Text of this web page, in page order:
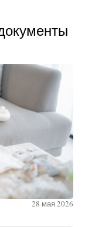
28 мая 2026